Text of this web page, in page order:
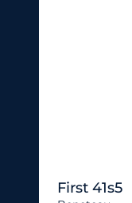
First 41s5